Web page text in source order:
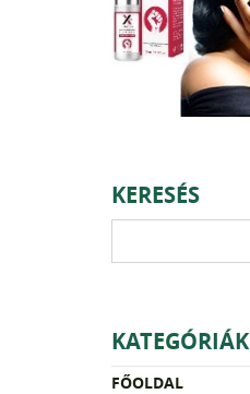
KERESÉS
KATEGÓRIÁK
FŐOLDAL